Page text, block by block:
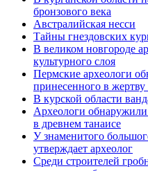
бронзового века
Австралийская несси
Тайны гнездовских
В великом новгороде
культурного слоя
Пермские археологи
принесенного в жертву
В курской области
Археологи
в древнем танаисе
У знаменитого
утверждает археолог
Среди строителей